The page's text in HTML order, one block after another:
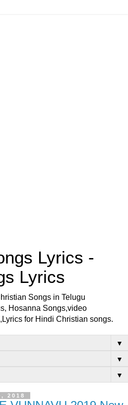
Lyrics -
Lyrics
Songs in Telugu
Hosanna Songs,video
for Hindi Christian songs.
▼
▼
▼
2018